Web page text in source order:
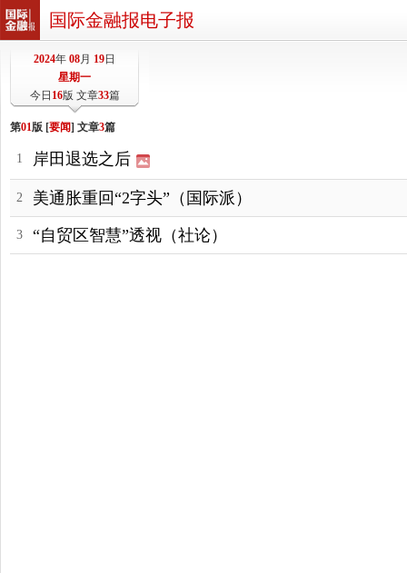
国际金融报电子报
2024年 08月 19日
星期一
今日 16版 文章33篇
第01版 [要闻] 文章3篇
1 岸田退选之后
2 美通胀重回“2字头”（国际派）
3 “自贸区智慧”透视（社论）